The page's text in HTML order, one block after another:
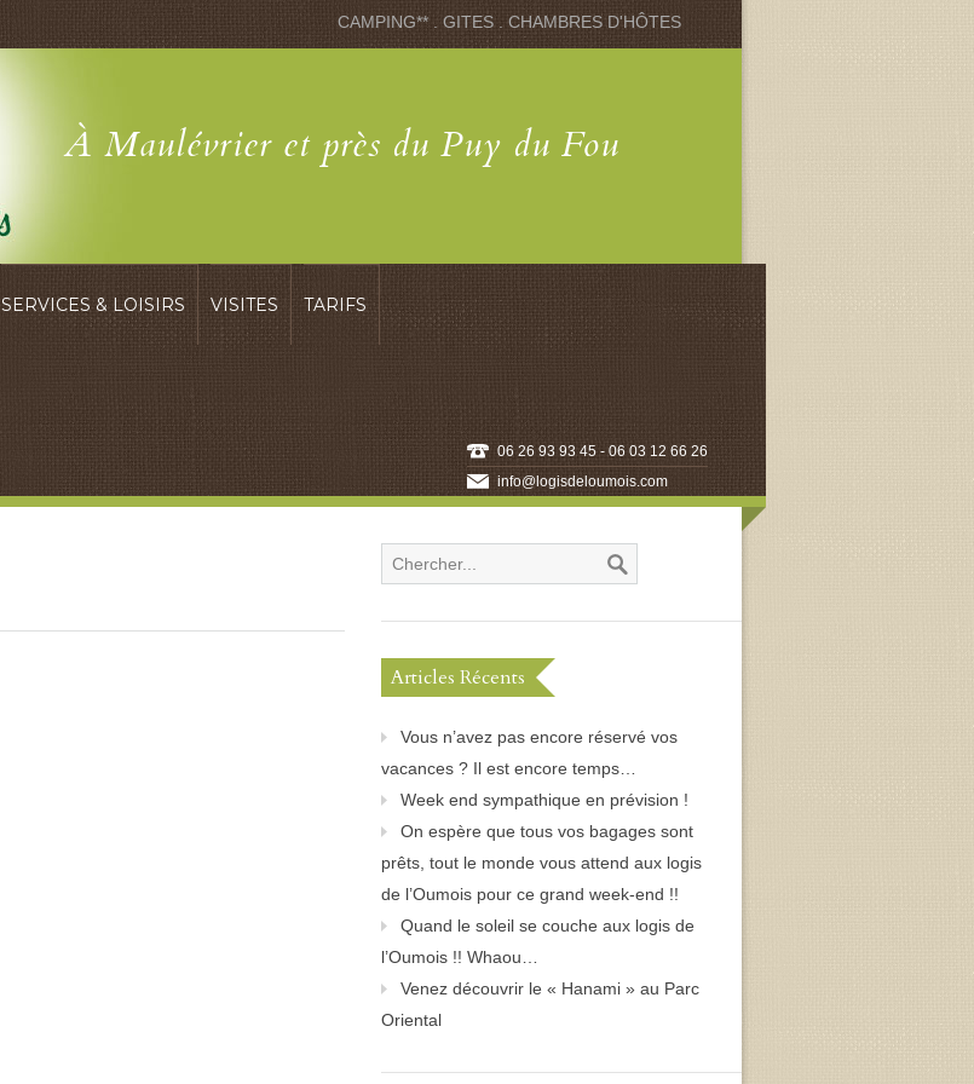
CAMPING** . GITES . CHAMBRES D'HÔTES
À Maulévrier et près du Puy du Fou
SERVICES & LOISIRS VISITES TARIFS
06 26 93 93 45 - 06 03 12 66 26
info@logisdeloumois.com
Articles Récents
Vous n’avez pas encore réservé vos
vacances ? Il est encore temps…
Week end sympathique en prévision !
On espère que tous vos bagages sont
prêts, tout le monde vous attend aux logis
de l’Oumois pour ce grand week-end !!
Quand le soleil se couche aux logis de
l’Oumois !! Whaou…
Venez découvrir le « Hanami » au Parc
Oriental